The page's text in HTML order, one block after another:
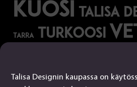
Talisa Designin kaupassa on
kuosi talisa
tarra turkoosi